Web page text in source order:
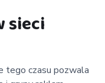
sieci
tego czasu pozwala